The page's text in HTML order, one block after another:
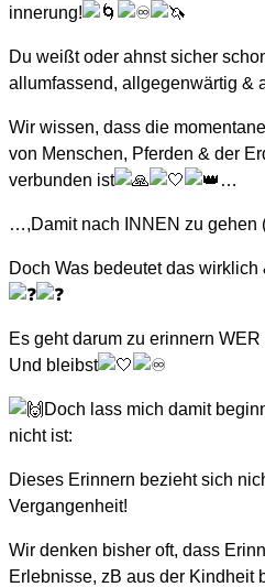
innerung!
Du weißt oder ahnst sicher
allumfassend, allgegenwärtig &
Wir wissen, dass die
von Menschen, Pferden & der
verbunden ist
…
…,Damit nach INNEN zu gehen
Doch Was bedeutet das
Es geht darum zu erinnern
Und bleibst
Doch lass mich damit
nicht ist:
Dieses Erinnern bezieht sich
Vergangenheit!
Wir denken bisher oft, dass
Erlebnisse, zB aus der Kindheit